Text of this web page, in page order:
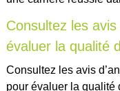
Consultez les
évaluer la qualité
Consultez les avis
pour évaluer la qualité